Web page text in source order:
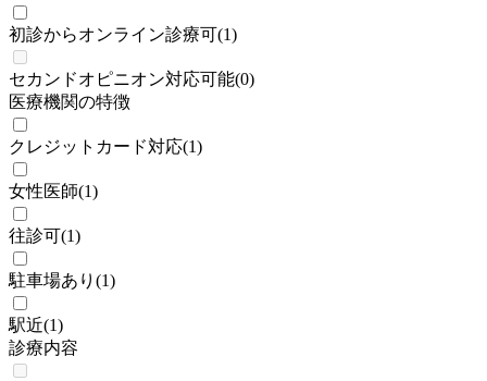
初診からオンライン診療可(1)
セカンドオピニオン対応可能(0)
医療機関の特徴
クレジットカード対応(1)
女性医師(1)
往診可(1)
駐車場あり (1)
駅近(1)
診療内容